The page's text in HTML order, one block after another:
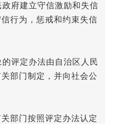
府建立守信激励和失信
行为，惩戒和约束失信
评定办法由自治区人民
部门制定，并向社会公
部门按照评定办法认定